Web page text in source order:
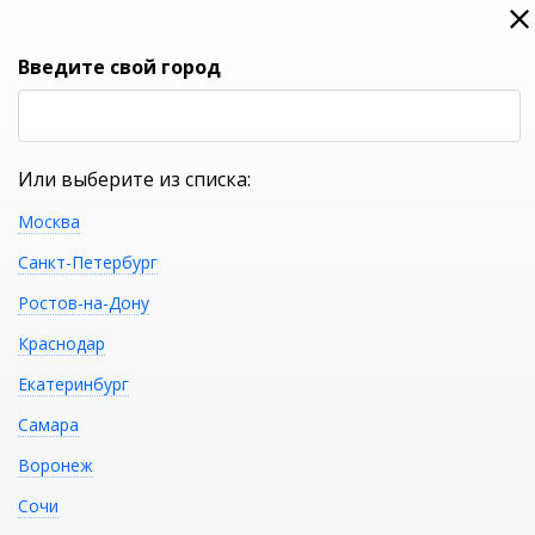
0
Ванна чугунная с
ручками GOLDMAN Donni 150х75
Введите свой город
Или выберите из списка:
Москва
Санкт-Петербург
Ростов-на-Дону
Краснодар
Екатеринбург
Самара
Воронеж
Сочи